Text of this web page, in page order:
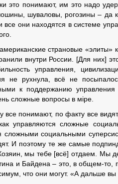
это понимают, им это надо
шуваловы, рогозины – да
все они находятся в системе
страновые «элиты»
внутри России. [Для них]
управления,
не рухнула, всё не
к поддержанию
сложные вопросы в мiре.
все понимают, по факту все
управляются сложные
сложными социальными
И поэтому те же самые
мы тебе [всё] отдаем. Мы
и Байдена – это, в общем-то,
что они могут. «А дальше вы